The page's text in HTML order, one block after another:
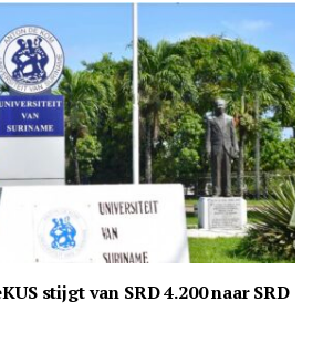
stijgt van SRD 4.200 naar SRD